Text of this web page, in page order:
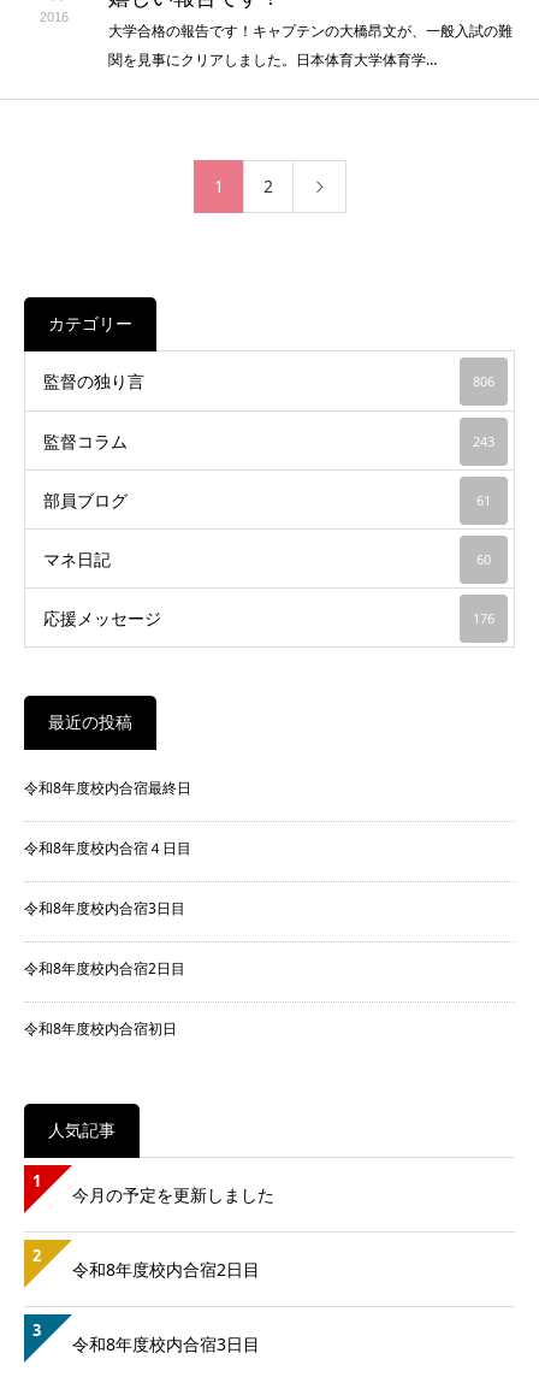
2016
大学合格の報告です！キャプテンの大橋昂文が、一般入試の難
関を見事にクリアしました。日本体育大学体育学…
1 2
カテゴリー
監督の独り言 806
監督コラム 243
部員ブログ 61
マネ日記 60
応援メッセージ 176
最近の投稿
令和8年度校内合宿最終日
令和8年度校内合宿４日目
令和8年度校内合宿3日目
令和8年度校内合宿2日目
令和8年度校内合宿初日
人気記事
1
今月の予定を更新しました
2
令和8年度校内合宿2日目
3
令和8年度校内合宿3日目